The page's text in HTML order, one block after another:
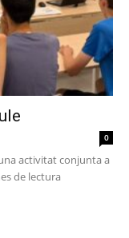
0
activitat conjunta a
de lectura